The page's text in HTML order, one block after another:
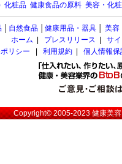
化粧品 健康食品の原料 美容・化
自然食品 健康用品・器具 美容
ホーム
プレスリリース
サ
リシー
利用規約 個人情報
Copyright© 2005-2023健康美